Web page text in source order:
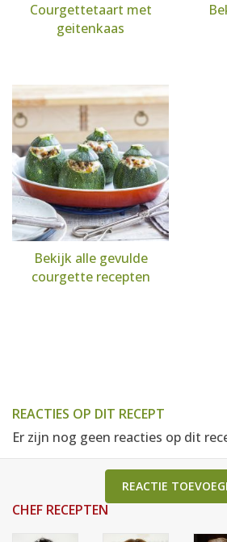
Courgettetaart met
geitenkaas
Bekijk alle gevulde
courgette recepten
REACTIES OP DIT RECEPT
Er zijn nog geen reacties op dit
REACTIE
CHEF RECEPTEN